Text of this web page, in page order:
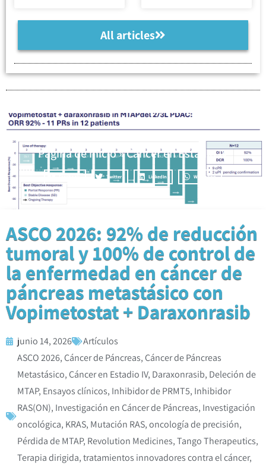
All articles
Página de inicio»Cáncer en Estadio IV
Twitter LinkedIn WhatsApp
ASCO 2026: 92% de reducción
tumoral y 100% de control de
la enfermedad en cáncer de
páncreas metastásico con
Vopimetostat + Daraxonrasib
junio 14, 2026
Artículos
ASCO 2026, Cáncer de Páncreas, Cáncer de Páncreas
Metastásico, Cáncer en Estadio IV, Daraxonrasib, Deleción de
MTAP, Ensayos clínicos, Inhibidor de PRMT5, Inhibidor
RAS(ON), Investigación en Cáncer de Páncreas, Investigación
oncológica, KRAS, Mutación RAS,oncología de precisión,
Pérdida de MTAP, Revolution Medicines,Tango Therapeutics,
Terapia dirigida,tratamientos innovadores contra el cáncer,